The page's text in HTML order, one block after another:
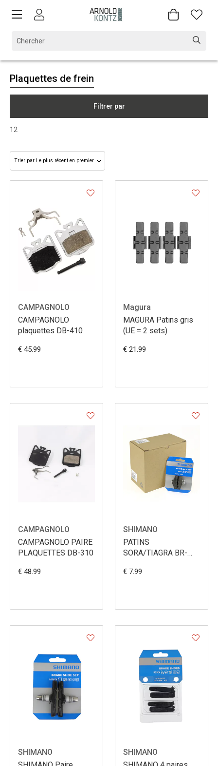
Plaquettes de frein
Filtrer par
12
CAMPAGNOLO
CAMPAGNOLO
plaquettes DB-410
€ 45.99
Magura
MAGURA Patins gris
(UE = 2 sets)
€ 21.99
CAMPAGNOLO
CAMPAGNOLO PAIRE
PLAQUETTES DB-310
€ 48.99
SHIMANO
PATINS
SORA/TIAGRA BR-
€ 7.99
SHIMANO
SHIMANO